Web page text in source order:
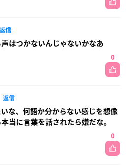
返信
はつかないんじゃないかなあ
0
返信
な、何語か分からない感じを想像
当に言葉を話されたら嫌だな。
0